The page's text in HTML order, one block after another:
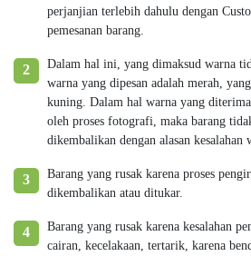
perjanjian terlebih dahulu dengan
pemesanan barang.
2
Dalam hal ini, yang dimaksud warna
warna yang dipesan adalah merah,
kuning. Dalam hal warna yang
oleh proses fotografi, maka barang
dikembalikan dengan alasan kesalahan
3
Barang yang rusak karena proses
dikembalikan atau ditukar.
4
Barang yang rusak karena kesalahan
cairan, kecelakaan, tertarik, karena